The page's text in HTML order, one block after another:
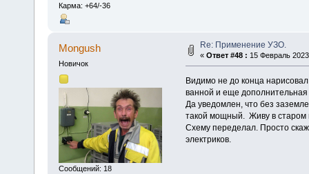
Карма: +64/-36
Mongush
Новичок
Сообщений: 18
Re: Применение УЗО.
« Ответ #48 : 15 Февраль
Видимо не до конца
ванной и еще дополнительная
Да уведомлен, что без
такой мощный. Живу в старом
Схему переделал. Просто
электриков.